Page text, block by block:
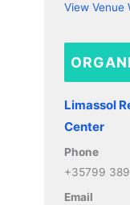
View Venue
Limassol
Center
Phone
+35799
Email